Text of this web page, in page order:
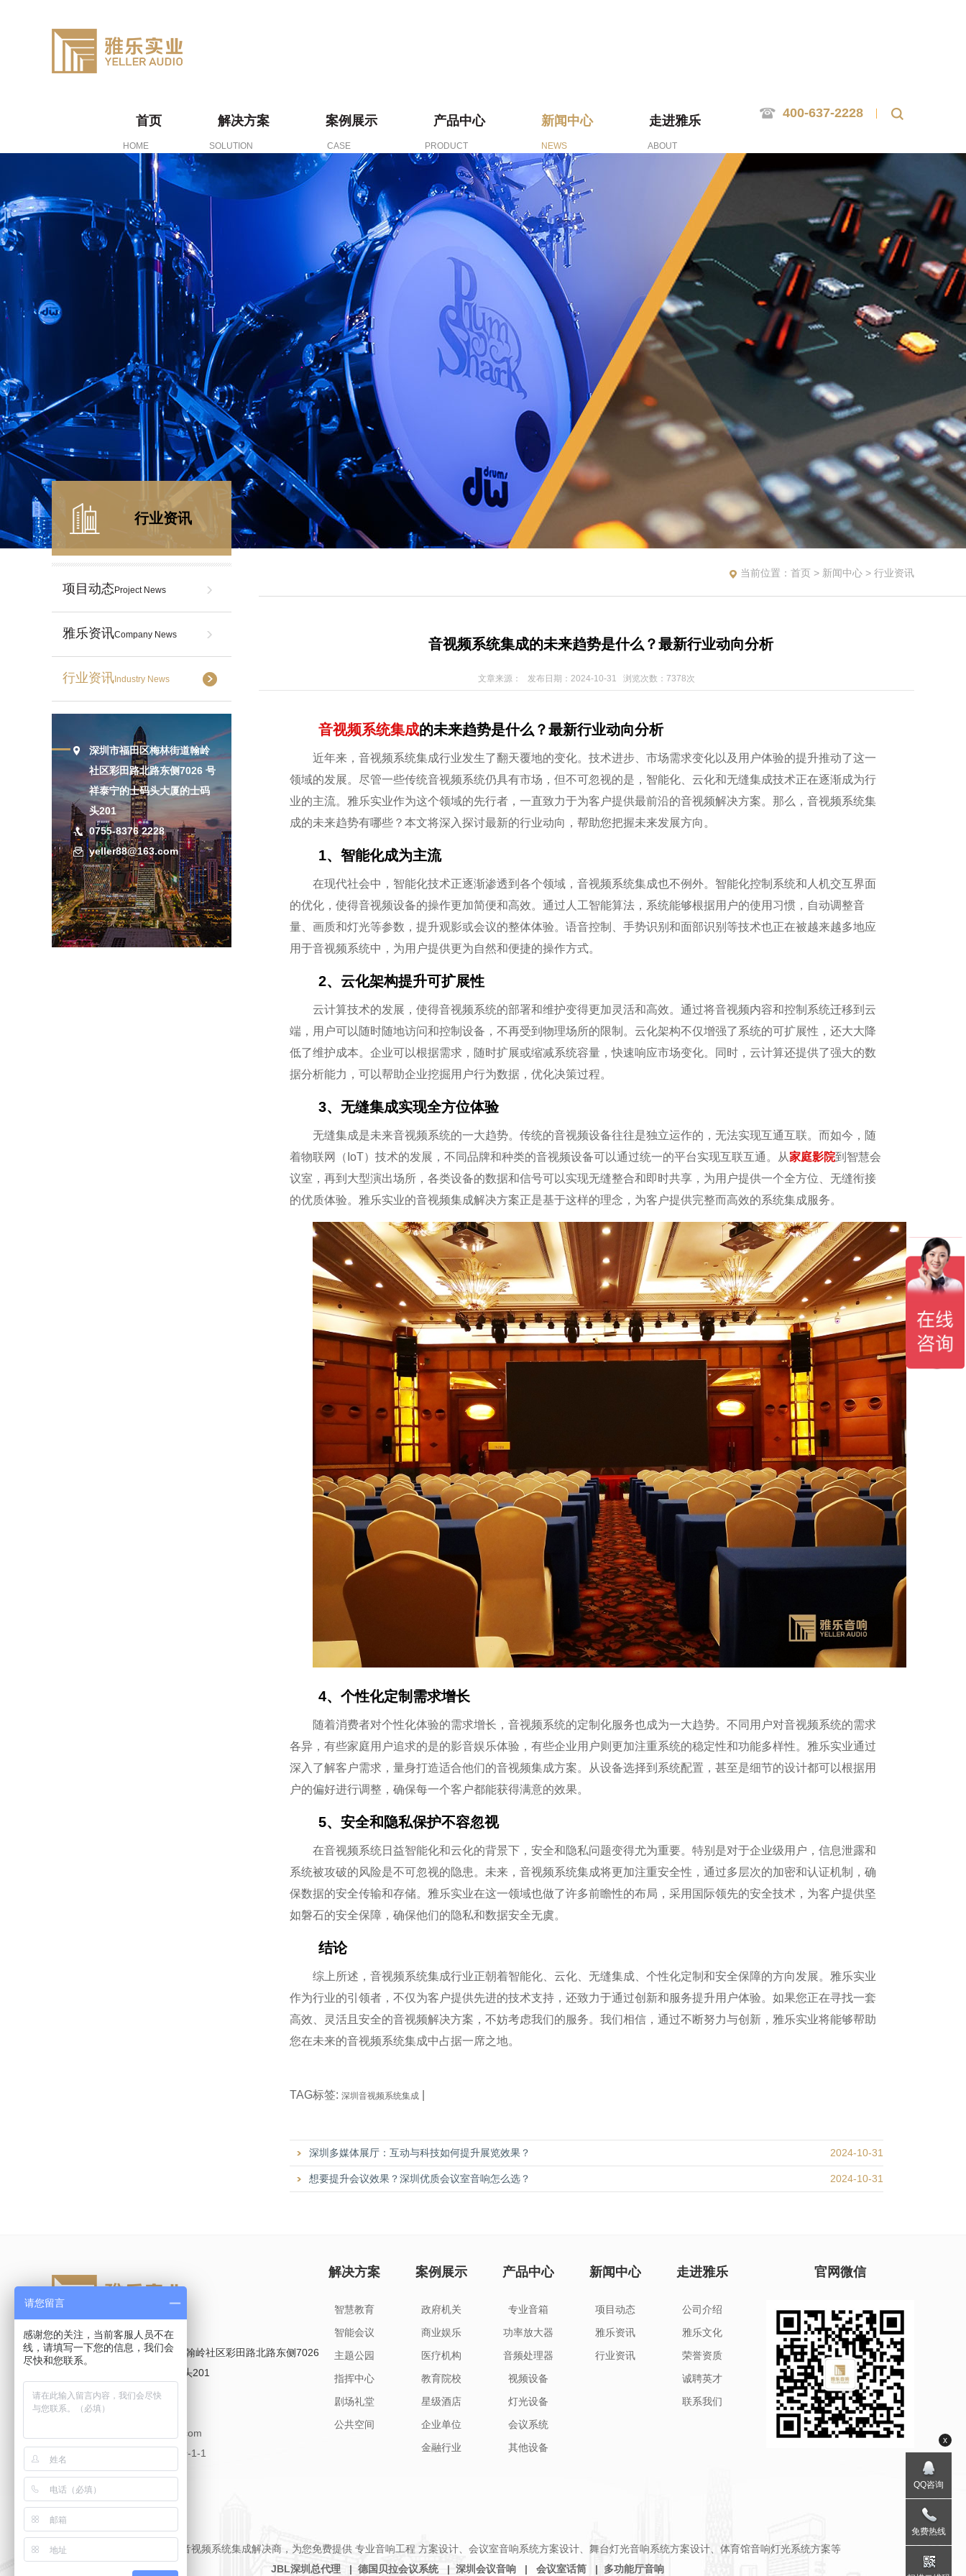
400-637-2228
首页
HOME
解决方案
SOLUTION
案例展示
CASE
产品中心
PRODUCT
新闻中心
NEWS
走进雅乐
ABOUT
行业资讯
项目动态 Project News
雅乐资讯Company News
行业资讯 Industry News
深圳市福田区梅林街道翰岭
社区彩田路北路东侧7026 号
祥泰宁的士码头大厦的士码
头201
0755-8376 2228
yeller88@163.com
当前位置： 首页 > 新闻中心 > 行业资讯
音视频系统集成的未来趋势是什么？最新行业动向分析
文章来源： 发布日期：2024-10-31 浏览次数：7378次
音视频系统集成的未来趋势是什么？最新行业动向分析
近年来，音视频系统集成行业发生了翻天覆地的变化。技术进步、市场需求变化以及用户体验的提升推动了这一
领域的发展。尽管一些传统音视频系统仍具有市场，但不可忽视的是，智能化、云化和无缝集成技术正在逐渐成为行
业的主流。雅乐实业作为这个领域的先行者，一直致力于为客户提供最前沿的音视频解决方案。那么，音视频系统集
成的未来趋势有哪些？本文将深入探讨最新的行业动向，帮助您把握未来发展方向。
1、智能化成为主流
在现代社会中，智能化技术正逐渐渗透到各个领域，音视频系统集成也不例外。智能化控制系统和人机交互界面
的优化，使得音视频设备的操作更加简便和高效。通过人工智能算法，系统能够根据用户的使用习惯，自动调整音
量、画质和灯光等参数，提升观影或会议的整体体验。语音控制、手势识别和面部识别等技术也正在被越来越多地应
用于音视频系统中，为用户提供更为自然和便捷的操作方式。
2、云化架构提升可扩展性
云计算技术的发展，使得音视频系统的部署和维护变得更加灵活和高效。通过将音视频内容和控制系统迁移到云
端，用户可以随时随地访问和控制设备，不再受到物理场所的限制。云化架构不仅增强了系统的可扩展性，还大大降
低了维护成本。企业可以根据需求，随时扩展或缩减系统容量，快速响应市场变化。同时，云计算还提供了强大的数
据分析能力，可以帮助企业挖掘用户行为数据，优化决策过程。
3、无缝集成实现全方位体验
无缝集成是未来音视频系统的一大趋势。传统的音视频设备往往是独立运作的，无法实现互通互联。而如今，随
着物联网（IoT）技术的发展，不同品牌和种类的音视频设备可以通过统一的平台实现互联互通。从家庭影院到智慧会
议室，再到大型演出场所，各类设备的数据和信号可以实现无缝整合和即时共享，为用户提供一个全方位、无缝衔接
的优质体验。雅乐实业的音视频集成解决方案正是基于这样的理念，为客户提供完整而高效的系统集成服务。
4、个性化定制需求增长
随着消费者对个性化体验的需求增长，音视频系统的定制化服务也成为一大趋势。不同用户对音视频系统的需求
各异，有些家庭用户追求的是的影音娱乐体验，有些企业用户则更加注重系统的稳定性和功能多样性。雅乐实业通过
深入了解客户需求，量身打造适合他们的音视频集成方案。从设备选择到系统配置，甚至是细节的设计都可以根据用
户的偏好进行调整，确保每一个客户都能获得满意的效果。
5、安全和隐私保护不容忽视
在音视频系统日益智能化和云化的背景下，安全和隐私问题变得尤为重要。特别是对于企业级用户，信息泄露和
系统被攻破的风险是不可忽视的隐患。未来，音视频系统集成将更加注重安全性，通过多层次的加密和认证机制，确
保数据的安全传输和存储。雅乐实业在这一领域也做了许多前瞻性的布局，采用国际领先的安全技术，为客户提供坚
如磐石的安全保障，确保他们的隐私和数据安全无虞。
结论
综上所述，音视频系统集成行业正朝着智能化、云化、无缝集成、个性化定制和安全保障的方向发展。雅乐实业
作为行业的引领者，不仅为客户提供先进的技术支持，还致力于通过创新和服务提升用户体验。如果您正在寻找一套
高效、灵活且安全的音视频解决方案，不妨考虑我们的服务。我们相信，通过不断努力与创新，雅乐实业将能够帮助
您在未来的音视频系统集成中占据一席之地。
TAG标签: 深圳音视频系统集成
深圳多媒体展厅：互动与科技如何提升展览效果？ 2024-10-31
想要提升会议效果？深圳优质会议室音响怎么选？ 2024-10-31
地址： 深圳市福田区梅林街道翰岭社区彩田路北路东侧7026
号祥泰宁的士码头大厦的士码头201
电话/Tel： 400-637-2228
传真/Fax：
yeller88@163.com
备案号：
粤ICP备19095082号-1-1
友情链接：
雅乐音响——智能音视频系统集成解决商，为您免费提供 专业音响工程 方案设计、会议室音响系统方案设计、舞台灯光音响系统方案设计、体育馆音响灯光系统方案等
JBL深圳总代理
| 德国贝拉会议系统 | 深圳会议音响 | 会议室话筒 | 多功能厅音响
解决方案
智慧教育
智能会议
主题公园
指挥中心
剧场礼堂
公共空间
案例展示
政府机关
商业娱乐
医疗机构
教育院校
星级酒店
企业单位
金融行业
产品中心
专业音箱
功率放大器
音频处理器
视频设备
灯光设备
会议系统
其他设备
新闻中心
项目动态
雅乐资讯
行业资讯
走进雅乐
公司介绍
雅乐文化
荣誉资质
诚聘英才
联系我们
官网微信
x
QQ咨询
免费热线
请您留言
感谢您的关注，当前客服人员不在
线，请填写一下您的信息，我们会
尽快和您联系。